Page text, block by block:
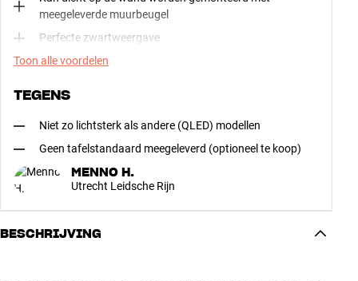
meegeleverde muurbeugel
Perfecte zwartweergave
Toon alle voordelen
TEGENS
Niet zo lichtsterk als andere (QLED) modellen
Geen tafelstandaard meegeleverd (optioneel te koop)
MENNO H.
Utrecht Leidsche Rijn
BESCHRIJVING